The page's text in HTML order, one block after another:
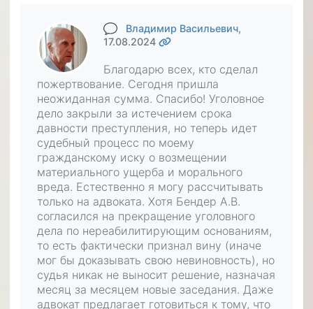
Владимир Васильевич,
17.08.2024
Благодарю всех, кто сделал
пожертвование. Сегодня пришла
неожиданная сумма. Спасибо! Уголовное
дело закрыли за истечением срока
давности преступления, но теперь идет
судебный процесс по моему
гражданскому иску о возмещении
материального ущерба и морального
вреда. Естественно я могу рассчитывать
только на адвоката. Хотя Бендер А.В.
согласился на прекращение уголовного
дела по нереабилитирующим основаниям,
то есть фактически признал вину (иначе
мог бы доказывать свою невиновность), но
судья никак не выносит решение, назначая
месяц за месяцем новые заседания. Даже
адвокат предлагает готовиться к тому, что